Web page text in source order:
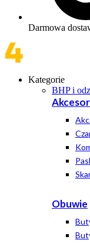
Darmowa
Kategorie
BHP i
Obuwie